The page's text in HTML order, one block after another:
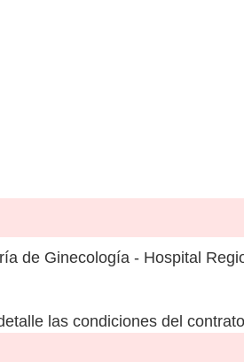
de Ginecología - Hospital
las condiciones del